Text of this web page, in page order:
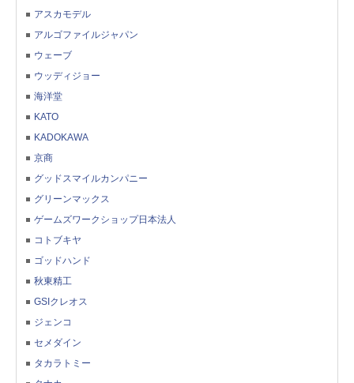
アスカモデル
アルゴファイルジャパン
ウェーブ
ウッディジョー
海洋堂
KATO
KADOKAWA
京商
グッドスマイルカンパニー
グリーンマックス
ゲームズワークショップ日本法人
コトブキヤ
ゴッドハンド
秋東精工
GSIクレオス
ジェンコ
セメダイン
タカラトミー